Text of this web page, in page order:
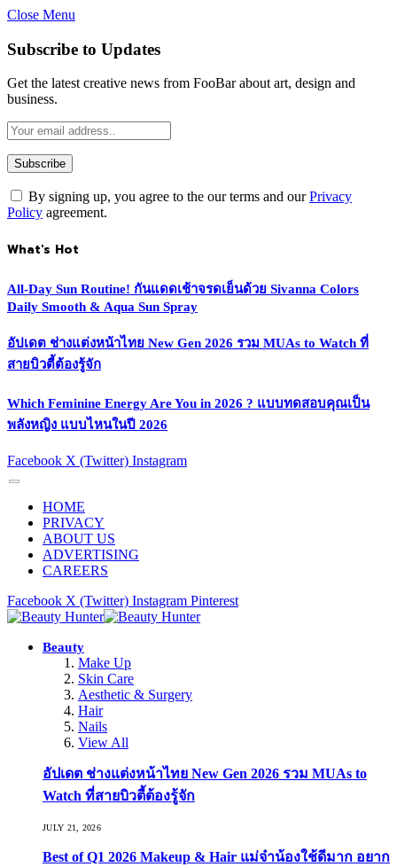
Close Menu
Subscribe to Updates
Get the latest creative news from FooBar about art, design and
business.
By signing up, you agree to the our terms and ourPrivacy
Policy agreement.
What's Hot
All-Day Sun Routine! กันแดดเช้าจรดเย็นด้วย Sivanna Colors
Daily Smooth & Aqua Sun Spray
อัปเดต ช่างแต่งหน้าไทย New Gen 2026 รวม MUAs to Watch ที่
สายบิวตี้ต้องรู้จัก
Which Feminine Energy Are You in 2026 ? แบบทดสอบคุณเป็น
พลังหญิง แบบไหนในปี 2026
Facebook X (Twitter) Instagram
HOME
PRIVACY
ABOUT US
ADVERTISING
CAREERS
Facebook X (Twitter) Instagram Pinterest
Beauty
Make Up
Skin Care
Aesthetic & Surgery
Hair
Nails
View All
อัปเดต ช่างแต่งหน้าไทย New Gen 2026 รวม MUAs to
Watch ที่สายบิวตี้ต้องรู้จัก
JULY 21, 2026
Best of Q1 2026 Makeup & Hair แม่จ๋าน้องใช้ดีมาก อยาก